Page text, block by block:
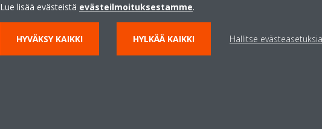
Lue lisää evästeistä evästeilmoituksestamme.
HYVÄKSY KAIKKI HYLKÄÄ KAIKKI Hallitse evästeasetuksia